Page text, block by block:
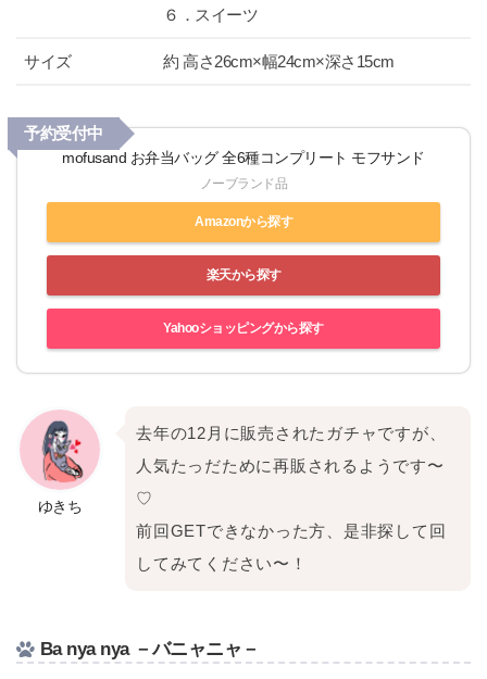
６．スイーツ
サイズ 約 高さ26cm×幅24cm×深さ15cm
mofusand お弁当バッグ 全6種コンプリート モフサンド
ノーブランド品
Amazonから探す
楽天から探す
Yahooショッピングから探す
予約受付中
ゆきち
去年の12月に販売されたガチャですが、
人気たっだために再販されるようです〜
♡
前回GETできなかった方、是非探して回
してみてください〜！
Ba nya nya －バニャニャ－